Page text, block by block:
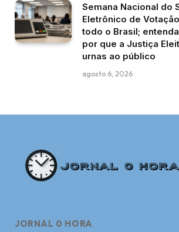
Semana Nacional do
Eletrônico de
todo o Brasil;
por que a Justiça
urnas ao público
agosto 6, 2026
JORNAL 0 HORA